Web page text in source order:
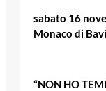
sabato 16
Monaco di
“NON HO